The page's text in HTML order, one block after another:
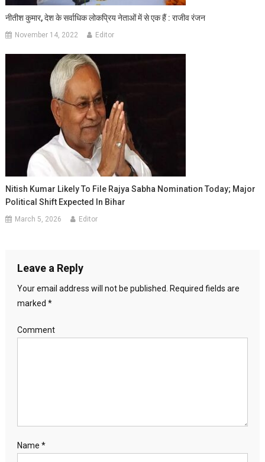
नीतीश कुमार, देश के सर्वाधिक लोकप्रिय नेताओं में से एक हैं : राजीव रंजन
November 14, 2022 Editor
Nitish Kumar Likely To File Rajya Sabha Nomination Today; Major
Political Shift Expected In Bihar
March 5, 2026 Editor
Leave a Reply
Your email address will not be published.
Required fields are
marked *
Comment
Name *